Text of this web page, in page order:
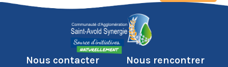
Nous contacter Nous rencontrer